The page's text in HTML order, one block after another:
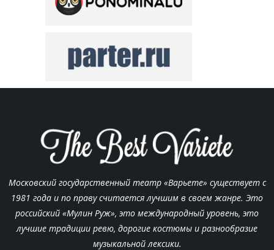
Московский государственный театр «Варьете» существует с
1981 года и по праву считается лучшим в своем жанре. Это
российский «Мулин Руж», это международный уровень, это
лучшие традиции ревю, дорогие костюмы и разнообразие
музыкальной лексики.